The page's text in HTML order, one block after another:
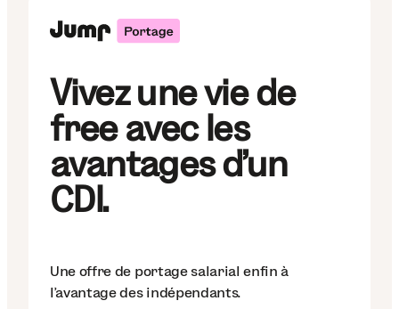
Vivez une vie de
free avec les
avantages d'un
CDI.
Une offre de portage salarial enfin à
l'avantage des indépendants.